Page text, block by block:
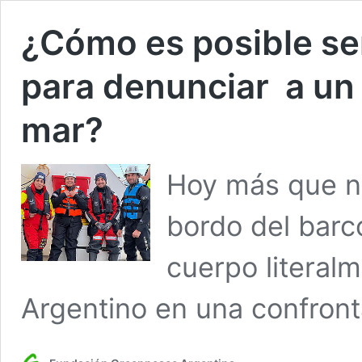
¿Cómo es posible
para denunciar a
mar?
Hoy más que
bordo del
cuerpo
Argentino en una